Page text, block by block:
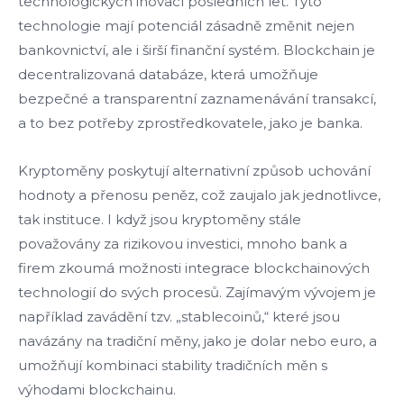
technologie mají potenciál zásadně změnit nejen
bankovnictví, ale i širší finanční systém. Blockchain je
decentralizovaná databáze, která umožňuje
bezpečné a transparentní zaznamenávání transakcí,
a to bez potřeby zprostředkovatele, jako je banka.
Kryptoměny poskytují alternativní způsob uchování
hodnoty a přenosu peněz, což zaujalo jak jednotlivce,
tak instituce. I když jsou kryptoměny stále
považovány za rizikovou investici, mnoho bank a
firem zkoumá možnosti integrace blockchainových
technologií do svých procesů. Zajímavým vývojem je
například zavádění tzv. „stablecoinů,“ které jsou
navázány na tradiční měny, jako je dolar nebo euro, a
umožňují kombinaci stability tradičních měn s
výhodami blockchainu.